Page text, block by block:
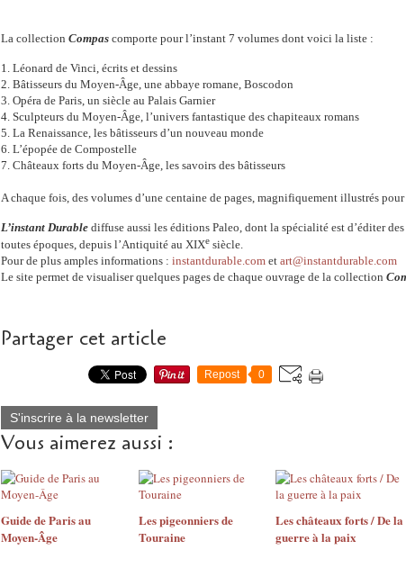
La collection Compas comporte pour l’instant 7 volumes dont voici la liste :
1. Léonard de Vinci, écrits et dessins
2. Bâtisseurs du Moyen-Âge, une abbaye romane, Boscodon
3. Opéra de Paris, un siècle au Palais Garnier
4. Sculpteurs du Moyen-Âge, l’univers fantastique des chapiteaux romans
5. La Renaissance, les bâtisseurs d’un nouveau monde
6. L’épopée de Compostelle
7. Châteaux forts du Moyen-Âge, les savoirs des bâtisseurs
A chaque fois, des volumes d’une centaine de pages, magnifiquement illustrés
L’instant Durable diffuse aussi les éditions Paleo, dont la spécialité est d’éditer
toutes époques, depuis l’Antiquité au XIXe siècle.
Pour de plus amples informations : instantdurable.com et art@instantdurable.com
Le site permet de visualiser quelques pages de chaque ouvrage de la collection
Partager cet article
Repost 0
S'inscrire à la newsletter
Vous aimerez aussi :
Guide de Paris au
Moyen-Âge
Les pigeonniers de
Touraine
Les châteaux forts / De la
guerre à la paix